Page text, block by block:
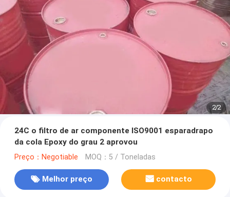
2/2
24C o filtro de ar componente ISO9001 esparadrapo
da cola Epoxy do grau 2 aprovou
Preço：Negotiable MOQ：5 / Toneladas
Melhor preço contacto